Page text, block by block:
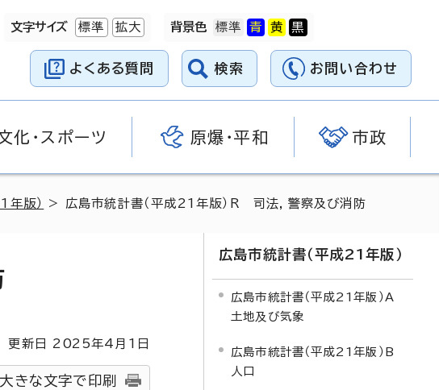
文字サイズ 標準 拡大 背景色
よくある質問 検索 お問い合わせ
化・スポーツ 原爆・平和 市政
年版） > 広島市統計書（平成21年版）R 司法，警察及び消防
新日 2025年4月1日
大きな文字で印刷
広島市統計書（平成21年版）
広島市統計書（平成21年版）A
土地及び気象
広島市統計書（平成21年版）B
人口